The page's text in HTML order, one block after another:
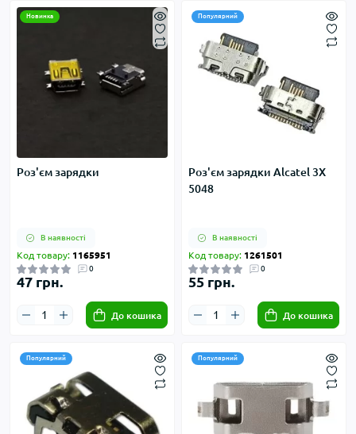
Новинка
Роз'єм зарядки
В наявності
Код товару: 1165951
0
47 грн.
До кошика
Популярний
Роз'єм зарядки Alcatel 3X
5048
В наявності
Код товару: 1261501
0
55 грн.
До кошика
Популярний Популярний